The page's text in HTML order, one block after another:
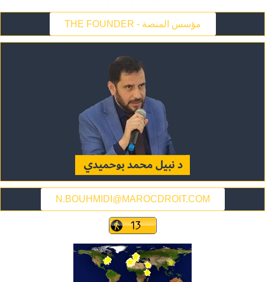
THE FOUNDER - مؤسس المنصة
N.BOUHMIDI@MAROCDROIT.COM